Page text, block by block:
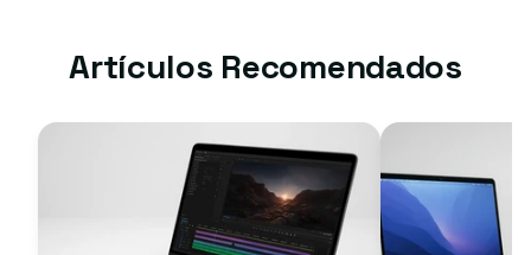
Artículos Recomendados